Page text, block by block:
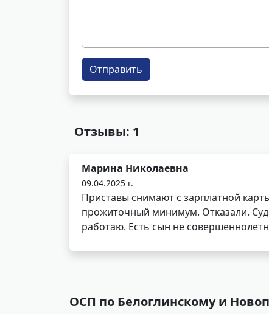
Отправить
Отзывы: 1
Марина Николаевна
09.04.2025 г.
Приставы снимают с зарплатной
прожиточный минимум. Отказали.
работаю. Есть сын не
ОСП по Белоглинскому и